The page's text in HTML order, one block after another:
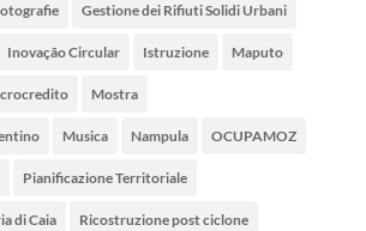
Gestione dei Rifiuti Solidi Urbani
Inovação Circular Istruzione Maputo
Mostra
Musica Nampula OCUPAMOZ
Pianificazione Territoriale
di Caia Ricostruzione post ciclone